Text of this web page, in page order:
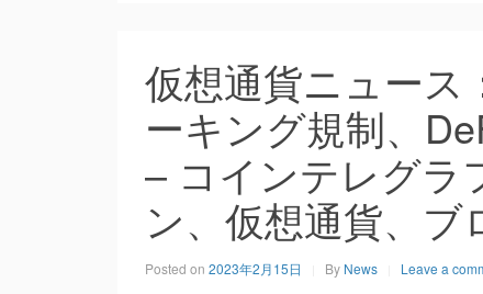
仮想通貨ニュース
ーキング規制、
– コインテレグラ
ン、仮想通貨、
Posted on 2023年2月15日 By News Leave a